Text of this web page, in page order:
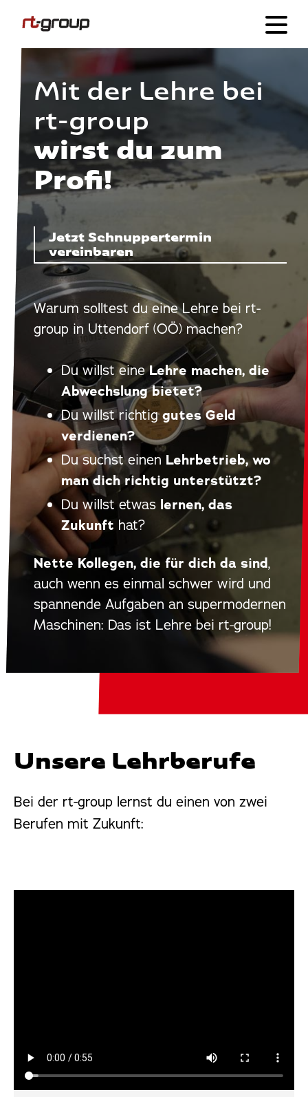
Mit der Lehre bei
rt-group
wirst du zum
Profi!
Jetzt Schnuppertermin
vereinbaren
Warum solltest du eine Lehre bei rt-
group in Uttendorf (OÖ) machen?
Du willst eineLehre machen, die
Abwechslung bietet?
Du willst richtiggutes Geld
verdienen?
Du suchst einen Lehrbetrieb, wo
man dich richtig unterstützt?
Du willst etwas lernen, das
Zukunft hat?
Nette Kollegen, die für dich da sind,
auch wenn es einmal schwer wird und
spannende Aufgaben an supermodernen
Maschinen: Das ist Lehre bei rt-group!
Unsere Lehrberufe
Bei der rt-group lernst du einen von zwei
Berufen mit Zukunft: